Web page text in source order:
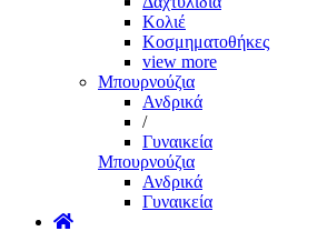
Κολιέ
Κοσμηματοθήκες
view more
Μπουρνούζια
Ανδρικά
/
Γυναικεία
Μπουρνούζια
Ανδρικά
Γυναικεία